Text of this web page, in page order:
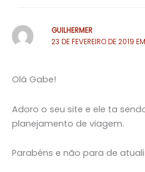
GUILHERMER
23 DE FEVEREIRO DE 2019
Olá Gabe!
Adoro o seu site e ele ta
planejamento de viagem.
Parabéns e não para de